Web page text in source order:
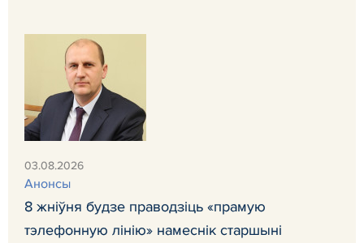
03.08.2026
Анонсы
8 жніўня будзе праводзіць «прамую
тэлефонную лінію» намеснік старшыні